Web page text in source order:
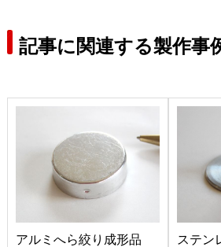
記事に関連する製作事
アルミへら絞り成形品
ステ